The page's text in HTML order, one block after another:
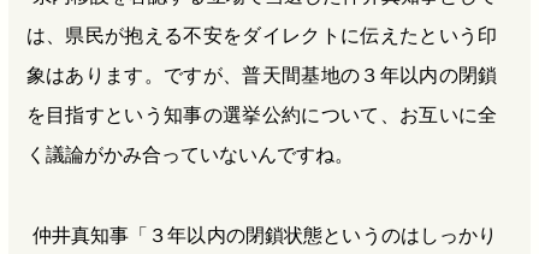
は、県民が抱える不安をダイレクトに伝えたという印
象はあります。ですが、普天間基地の３年以内の閉鎖
を目指すという知事の選挙公約について、お互いに全
く議論がかみ合っていないんですね。
仲井真知事「３年以内の閉鎖状態というのはしっかり